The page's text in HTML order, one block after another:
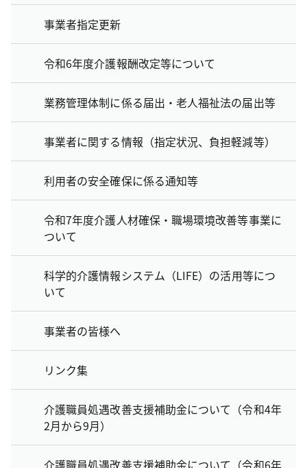
事業者指定更新
令和6年度介護報酬改定等について
業務管理体制に係る届出・老人福祉法の届出等
事業者に関する情報（指定状況、負担軽減等）
利用者の安全確保に係る通知等
令和7年度介護人材確保・職場環境改善等事業に
ついて
科学的介護情報システム（LIFE）の活用等につ
いて
事業者の皆様へ
リンク集
介護職員処遇改善支援補助金について（令和4年
2月から9月）
介護職員処遇改善支援補助金について（令和6年